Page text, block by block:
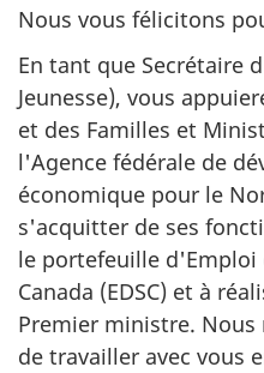
Nous vous félicitons
En tant que Secrétaire
Jeunesse), vous
et des Familles et
l'Agence fédérale de
économique pour le
s'acquitter de ses
le portefeuille d'Emploi
Canada (EDSC) et à
Premier ministre.
de travailler avec vous